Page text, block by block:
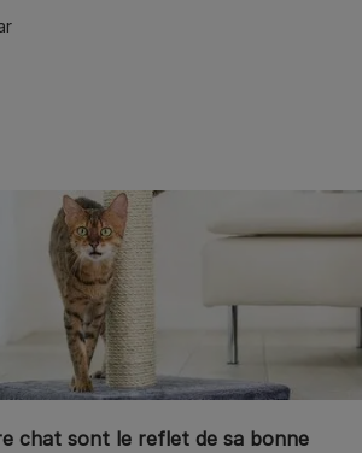
chat sont le reflet de sa bonne